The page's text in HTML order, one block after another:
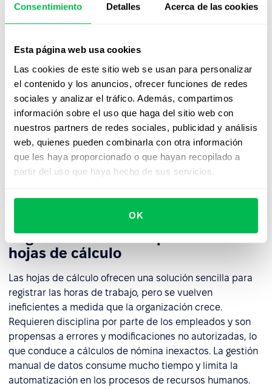
Consentimiento Detalles Acerca de las cookies
Esta página web usa cookies
Las cookies de este sitio web se usan para personalizar
el contenido y los anuncios, ofrecer funciones de redes
sociales y analizar el tráfico. Además, compartimos
información sobre el uso que haga del sitio web con
nuestros partners de redes sociales, publicidad y análisis
web, quienes pueden combinarla con otra información
que les haya proporcionado o que hayan recopilado a
partir del uso que haya hecho de sus servicios.
OK
Seguimiento del tiempo basado en
tareas
Para las pequeñas empresas que operan bajo contratos
B2B, acuerdos de freelance o trabajos por proyectos, el
seguimiento del tiempo tradicional puede ser
reemplazado por informes de tareas. Sin embargo, este
enfoque puede ser difícil para el empleo a tiempo
completo, donde la productividad varía, lo que puede
trabajo.
Seguimiento del tiempo basado en
hojas de cálculo
Las hojas de cálculo ofrecen una solución sencilla para
registrar las horas de trabajo, pero se vuelven
ineficientes a medida que la organización crece.
Requieren disciplina por parte de los empleados y son
propensas a errores y modificaciones no autorizadas, lo
que conduce a cálculos de nómina inexactos. La gestión
manual de datos consume mucho tiempo y limita la
automatización en los procesos de recursos humanos.